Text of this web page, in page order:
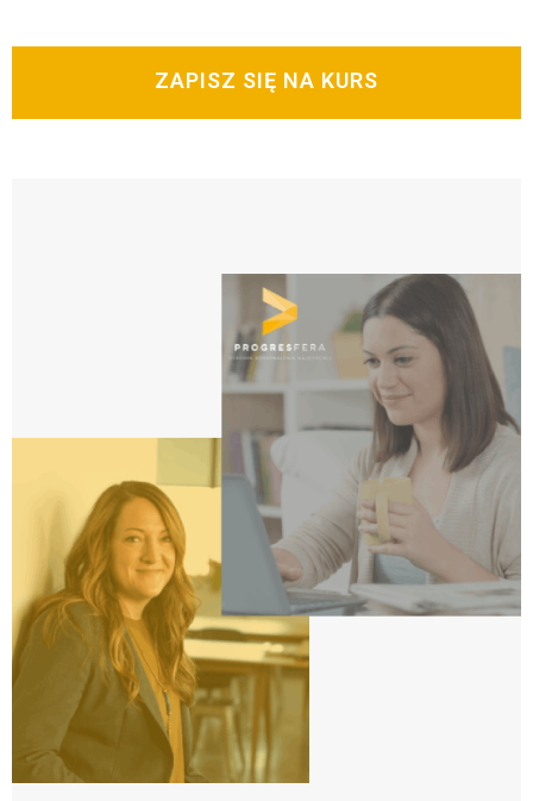
ZAPISZ SIĘ NA KURS